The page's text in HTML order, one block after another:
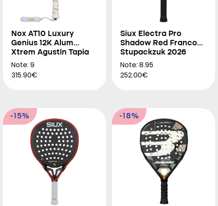
Nox AT10 Luxury
Genius 12K Alum
Xtrem Agustín Tapia
2026
Note: 9
315.90€
Siux Electra Pro
Shadow Red Franco
Stupackzuk 2026
Note: 8.95
252.00€
-15% -18%